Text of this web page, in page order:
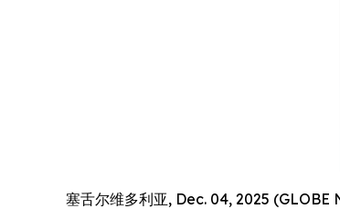
塞舌尔维多利亚, Dec. 04, 2025